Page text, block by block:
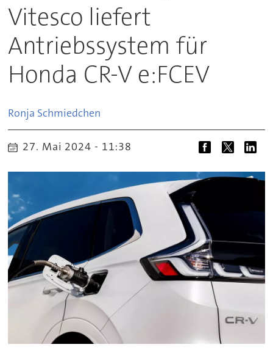
Vitesco liefert
Antriebssystem für
Honda CR-V e:FCEV
Ronja Schmiedchen
27. Mai 2024 - 11:38